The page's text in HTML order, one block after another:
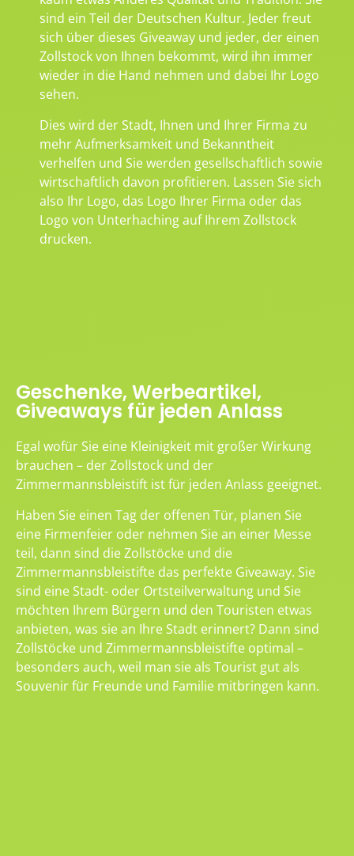
sind ein Teil der Deutschen Kultur. Jeder freut
sich über dieses Giveaway und jeder, der einen
Zollstock von Ihnen bekommt, wird ihn immer
wieder in die Hand nehmen und dabei Ihr Logo
sehen.
Dies wird der Stadt, Ihnen und Ihrer Firma zu
mehr Aufmerksamkeit und Bekanntheit
verhelfen und Sie werden gesellschaftlich sowie
wirtschaftlich davon profitieren. Lassen Sie sich
also Ihr Logo, das Logo Ihrer Firma oder das
Logo von Unterhaching auf Ihrem Zollstock
drucken.
Geschenke, Werbeartikel,
Giveaways für jeden Anlass
Egal wofür Sie eine Kleinigkeit mit großer Wirkung
brauchen – der Zollstock und der
Zimmermannsbleistift ist für jeden Anlass geeignet.
Haben Sie einen Tag der offenen Tür, planen Sie
eine Firmenfeier oder nehmen Sie an einer Messe
teil, dann sind die Zollstöcke und die
Zimmermannsbleistifte das perfekte Giveaway. Sie
sind eine Stadt- oder Ortsteilverwaltung und Sie
möchten Ihrem Bürgern und den Touristen etwas
anbieten, was sie an Ihre Stadt erinnert? Dann sind
Zollstöcke und Zimmermannsbleistifte optimal –
besonders auch, weil man sie als Tourist gut als
Souvenir für Freunde und Familie mitbringen kann.